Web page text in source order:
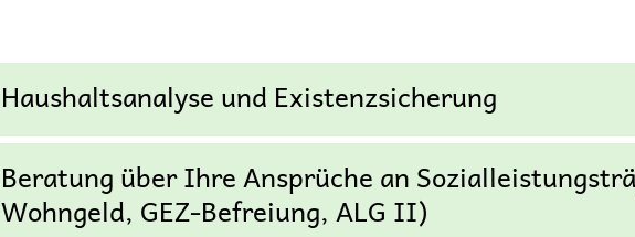
Haushaltsanalyse und Existenzsicherung
Beratung über Ihre Ansprüche an
Wohngeld, GEZ-Befreiung, ALG II)